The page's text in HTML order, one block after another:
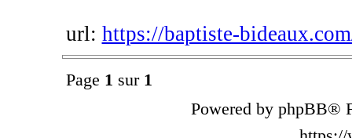
url: https://baptiste-
Page 1 sur 1
Powered by phpBB®